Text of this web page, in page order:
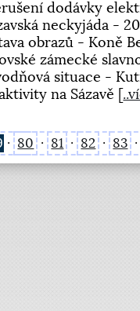
dodávky
neckyjáda -
obrazů - Koně
zámecké
situace -
na Sázavě [
· 80 · 81 · 82 · 83